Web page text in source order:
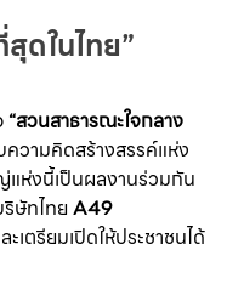
“สวนสาธารณะใจกลาง
วามคิดสร้างสรรค์แห่ง
แห่งนี้เป็นผลงานร่วมกัน
ริษัทไทย A49
เตรียมเปิดให้ประชาชนได้